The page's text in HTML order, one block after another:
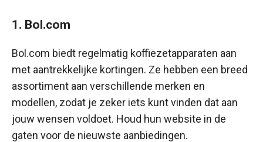
1. Bol.com
Bol.com biedt regelmatig koffiezetapparaten aan
met aantrekkelijke kortingen. Ze hebben een breed
assortiment aan verschillende merken en
modellen, zodat je zeker iets kunt vinden dat aan
jouw wensen voldoet. Houd hun website in de
gaten voor de nieuwste aanbiedingen.